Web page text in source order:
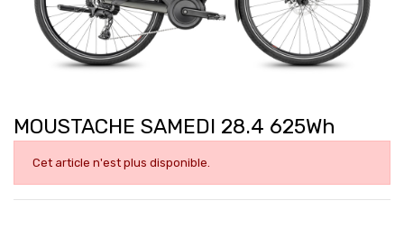
MOUSTACHE SAMEDI 28.4 625Wh
Cet article n'est plus disponible.